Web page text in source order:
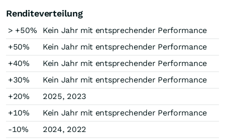
Renditeverteilung
> +50%
Kein Jahr mit entsprechender Performance
+50%
Kein Jahr mit entsprechender Performance
+40%
Kein Jahr mit entsprechender Performance
+30%
Kein Jahr mit entsprechender Performance
+20%
2025, 2023
+10%
Kein Jahr mit entsprechender Performance
-10%
2024, 2022